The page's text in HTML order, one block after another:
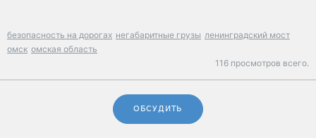
безопасность на дорогах негабаритные грузы ленинградский мост
омск омская область
116 просмотров всего.
ОБСУДИТЬ